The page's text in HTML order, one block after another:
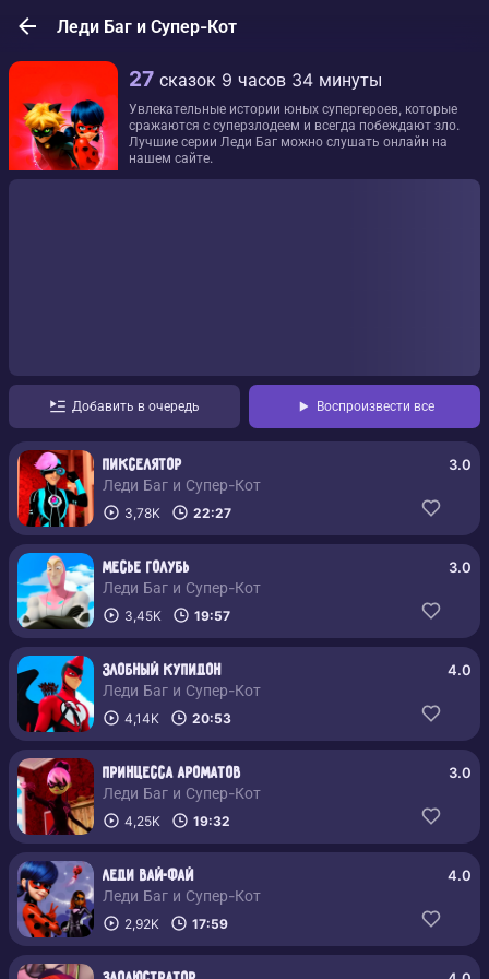
Леди Баг и Супер-Кот
27 сказок 9 часов 34 минуты
Увлекательные истории юных супергероев, которые
сражаются с суперзлодеем и всегда побеждают зло.
Лучшие серии Леди Баг можно слушать онлайн на
нашем сайте.
Добавить в очередь Воспроизвести все
Пикселятор
Леди Баг и Супер-Кот
3.0
3,78K 22:27
Месье голубь
Леди Баг и Супер-Кот
3.0
3,45K 19:57
Злобный купидон
Леди Баг и Супер-Кот
4.0
4,14K 20:53
Принцесса ароматов
Леди Баг и Супер-Кот
3.0
4,25K 19:32
Леди Вай-Фай
Леди Баг и Супер-Кот
4.0
2,92K 17:59